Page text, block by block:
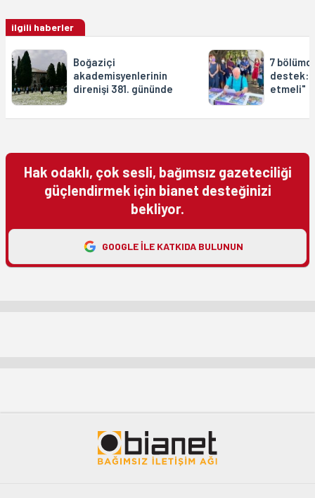
ilgili haberler
Boğaziçi
akademisyenlerinin
direnişi 381. gününde
7
destek:
etmeli"
Hak odaklı, çok sesli, bağımsız gazeteciliği
güçlendirmek için bianet desteğinizi
bekliyor.
GOOGLE ILE KATKIDA BULUNUN